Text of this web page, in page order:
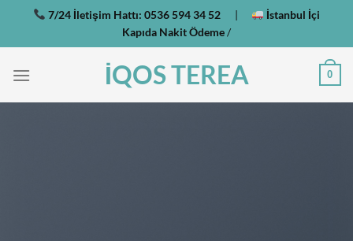
İçeriğe
7/24 İletişim Hattı: 0536 594 34 52 |
İstanbul İçi
Kapıda Nakit Ödeme/
İQOS TEREA 0